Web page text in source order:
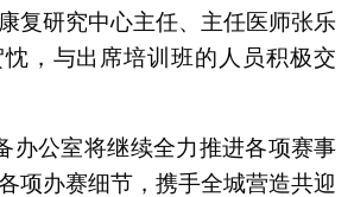
复研究中心主任、主任医师张乐
，与出席培训班的人员积极交
办公室将继续全力推进各项赛事
项办赛细节，携手全城营造共迎